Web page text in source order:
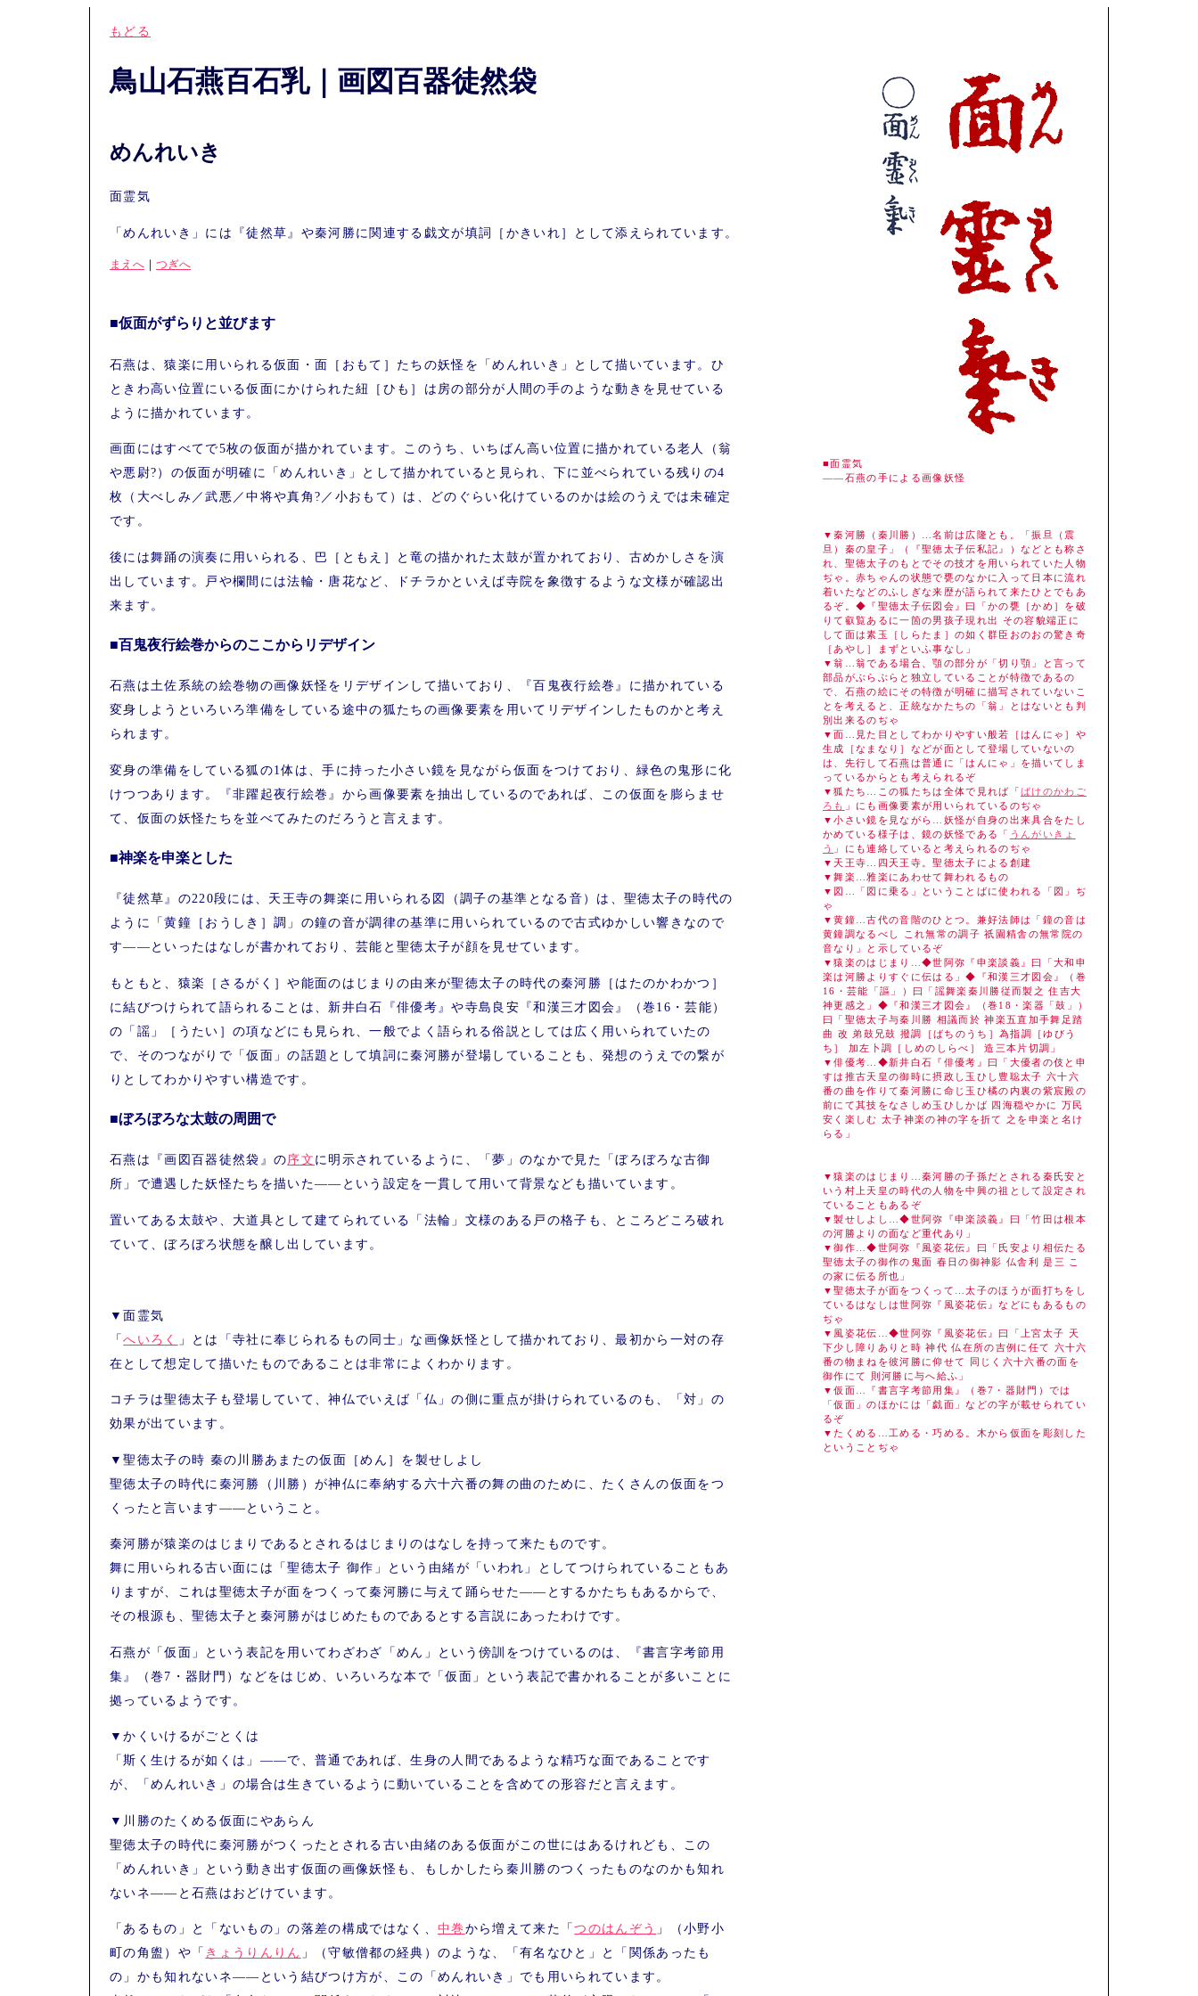
もどる
鳥山石燕百石乳｜画図百器徒然袋
めんれいき
面霊気
「めんれいき」には『徒然草』や秦河勝に関連する戯文が填詞［かきいれ］として添えられています。
まえへ ｜ つぎへ
■仮面がずらりと並びます
石燕は、猿楽に用いられる仮面・面［おもて］たちの妖怪を「めんれいき」として描いています。ひ
ときわ高い位置にいる仮面にかけられた紐［ひも］は房の部分が人間の手のような動きを見せている
ように描かれています。
画面にはすべてで5枚の仮面が描かれています。このうち、いちばん高い位置に描かれている老人（翁
や悪尉?）の仮面が明確に「めんれいき」として描かれていると見られ、下に並べられている残りの4
枚（大べしみ／武悪／中将や真角?／小おもて）は、どのぐらい化けているのかは絵のうえでは未確定
です。
後には舞踊の演奏に用いられる、巴［ともえ］と竜の描かれた太鼓が置かれており、古めかしさを演
出しています。戸や欄間には法輪・唐花など、ドチラかといえば寺院を象徴するような文様が確認出
来ます。
■百鬼夜行絵巻からのここからリデザイン
石燕は土佐系統の絵巻物の画像妖怪をリデザインして描いており、『百鬼夜行絵巻』に描かれている
変身しようといろいろ準備をしている途中の狐たちの画像要素を用いてリデザインしたものかと考え
られます。
変身の準備をしている狐の1体は、手に持った小さい鏡を見ながら仮面をつけており、緑色の鬼形に化
けつつあります。『非躍起夜行絵巻』から画像要素を抽出しているのであれば、この仮面を膨らませ
て、仮面の妖怪たちを並べてみたのだろうと言えます。
■神楽を申楽とした
『徒然草』の220段には、天王寺の舞楽に用いられる図（調子の基準となる音）は、聖徳太子の時代の
ように「黄鐘［おうしき］調」の鐘の音が調律の基準に用いられているので古式ゆかしい響きなので
す――といったはなしが書かれており、芸能と聖徳太子が顔を見せています。
もともと、猿楽［さるがく］や能面のはじまりの由来が聖徳太子の時代の秦河勝［はたのかわかつ］
に結びつけられて語られることは、新井白石『俳優考』や寺島良安『和漢三才図会』（巻16・芸能）
の「謡」［うたい］の項などにも見られ、一般でよく語られる俗説としては広く用いられていたの
で、そのつながりで「仮面」の話題として填詞に秦河勝が登場していることも、発想のうえでの繋が
りとしてわかりやすい構造です。
■ぼろぼろな太鼓の周囲で
石燕は『画図百器徒然袋』の序文 に明示されているように、「夢」のなかで見た「ぼろぼろな古御
所」で遭遇した妖怪たちを描いた――という設定を一貫して用いて背景なども描いています。
置いてある太鼓や、大道具として建てられている「法輪」文様のある戸の格子も、ところどころ破れ
ていて、ぼろぼろ状態を醸し出しています。
▼面霊気
「へいろく
」とは「寺社に奉じられるもの同士」な画像妖怪として描かれており、最初から一対の存
在として想定して描いたものであることは非常によくわかります。
コチラは聖徳太子も登場していて、神仏でいえば「仏」の側に重点が掛けられているのも、「対」の
効果が出ています。
▼聖徳太子の時 秦の川勝あまたの仮面［めん］を製せしよし
聖徳太子の時代に秦河勝（川勝）が神仏に奉納する六十六番の舞の曲のために、たくさんの仮面をつ
くったと言います――ということ。
秦河勝が猿楽のはじまりであるとされるはじまりのはなしを持って来たものです。
舞に用いられる古い面には「聖徳太子 御作」という由緒が「いわれ」としてつけられていることもあ
りますが、これは聖徳太子が面をつくって秦河勝に与えて踊らせた――とするかたちもあるからで、
その根源も、聖徳太子と秦河勝がはじめたものであるとする言説にあったわけです。
石燕が「仮面」という表記を用いてわざわざ「めん」という傍訓をつけているのは、『書言字考節用
集』（巻7・器財門）などをはじめ、いろいろな本で「仮面」という表記で書かれることが多いことに
拠っているようです。
▼かくいけるがごとくは
「斯く生けるが如くは」――で、普通であれば、生身の人間であるような精巧な面であることです
が、「めんれいき」の場合は生きているように動いていることを含めての形容だと言えます。
▼川勝のたくめる仮面にやあらん
聖徳太子の時代に秦河勝がつくったとされる古い由緒のある仮面がこの世にはあるけれども、この
「めんれいき」という動き出す仮面の画像妖怪も、もしかしたら秦川勝のつくったものなのかも知れ
ないネ――と石燕はおどけています。
「あるもの」と「ないもの」の落差の構成ではなく、 中巻 から増えて来た「つのはんぞう 」（小野小
町の角盥）や「 きょうりんりん 」（守敏僧都の経典）のような、「有名なひと」と「関係あったも
の」かも知れないネ――という結びつけ方が、この「めんれいき」でも用いられています。
■面霊気
――石燕の手による画像妖怪
▼秦河勝（秦川勝）…名前は広隆とも。「振旦（震
旦）秦の皇子」（『聖徳太子伝私記』）などとも称さ
れ、聖徳太子のもとでその技才を用いられていた人物
ぢゃ。赤ちゃんの状態で甕のなかに入って日本に流れ
着いたなどのふしぎな来歴が語られて来たひとでもあ
るぞ。◆『聖徳太子伝図会』曰「かの甕［かめ］を破
りて叡覧あるに一箇の男孩子現れ出 その容貌端正に
して面は素玉［しらたま］の如く群臣おのおの驚き奇
［あやし］まずといふ事なし」
▼翁…翁である場合、顎の部分が「切り顎」と言って
部品がぶらぶらと独立していることが特徴であるの
で、石燕の絵にその特徴が明確に描写されていないこ
とを考えると、正統なかたちの「翁」とはないとも判
別出来るのぢゃ
▼面…見た目としてわかりやすい般若［はんにゃ］や
生成［なまなり］などが面として登場していないの
は、先行して石燕は普通に「はんにゃ」を描いてしま
っているからとも考えられるぞ
▼狐たち…この狐たちは全体で見れば「 ばけのかわご
ろも 」にも画像要素が用いられているのぢゃ
▼小さい鏡を見ながら…妖怪が自身の出来具合をたし
かめている様子は、鏡の妖怪である「
うんがいきょ
う
」にも連絡していると考えられるのぢゃ
▼天王寺…四天王寺。聖徳太子による創建
▼舞楽…雅楽にあわせて舞われるもの
▼図…「図に乗る」ということばに使われる「図」ぢ
ゃ
▼黄鐘…古代の音階のひとつ。兼好法師は「鐘の音は
黄鐘調なるべし これ無常の調子 祇園精舎の無常院の
音なり」と示しているぞ
▼猿楽のはじまり…◆世阿弥『申楽談義』曰「大和申
楽は河勝よりすぐに伝はる」◆『和漢三才図会』（巻
16・芸能「謳」）曰「謡舞楽秦川勝従而製之 住吉大
神更感之」◆『和漢三才図会』（巻18・楽器「鼓」）
曰「聖徳太子与秦川勝 相議而於 神楽五直加手舞足踏
曲 改 弟鼓兄鼓 撥調［ばちのうち］為指調［ゆびう
ち］ 加左卜調［しめのしらべ］ 造三本片切調」
▼俳優考…◆新井白石『俳優考』曰「大優者の伎と申
すは推古天皇の御時に摂政し玉ひし豊聡太子 六十六
番の曲を作りて秦河勝に命じ玉ひ橘の内裏の紫宸殿の
前にて其技をなさしめ玉ひしかば 四海穏やかに 万民
安く楽しむ 太子神楽の神の字を折て 之を申楽と名け
らる」
▼猿楽のはじまり…秦河勝の子孫だとされる秦氏安と
いう村上天皇の時代の人物を中興の祖として設定され
ていることもあるぞ
▼製せしよし…◆世阿弥『申楽談義』曰「竹田は根本
の河勝よりの面など重代あり」
▼御作…◆世阿弥『風姿花伝』曰「氏安より相伝たる
聖徳太子の御作の鬼面 春日の御神影 仏舎利 是三 こ
の家に伝る所也」
▼聖徳太子が面をつくって…太子のほうが面打ちをし
ているはなしは世阿弥『風姿花伝』などにもあるもの
ぢゃ
▼風姿花伝…◆世阿弥『風姿花伝』曰「上宮太子 天
下少し障りありと時 神代 仏在所の吉例に任て 六十六
番の物まねを彼河勝に仰せて 同じく六十六番の面を
御作にて 則河勝に与へ給ふ」
▼仮面…『書言字考節用集』（巻7・器財門）では
「仮面」のほかには「戯面」などの字が載せられてい
るぞ
▼たくめる…工める・巧める。木から仮面を彫刻した
ということぢゃ